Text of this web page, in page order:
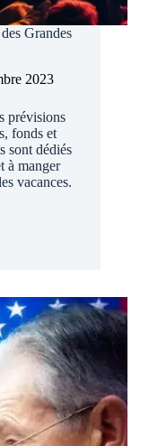
Grandes
2023
prévisions
fonds et
sont dédiés
à manger
vacances.